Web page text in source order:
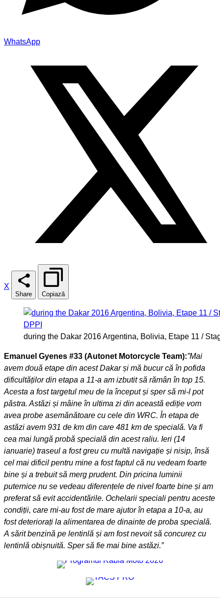
WhatsApp
X
Share Copiază
during the Dakar 2016 Argentina, Bolivia, Etape 11 /
Emanuel Gyenes #33 (Autonet Motorcycle Team):”Mai
avem două etape din acest Dakar și mă bucur că în pofida
dificultăților din etapa a 11-a am izbutit să rămân în top 15.
Acesta a fost targetul meu de la început și sper să mi-l pot
păstra. Astăzi și mâine în ultima zi din această ediție vom
avea probe asemănătoare cu cele din WRC. În etapa de
astăzi avem 931 de km din care 481 km de specială. Va fi
cea mai lungă probă specială din acest raliu. Ieri (14
ianuarie) traseul a fost greu cu multă navigație și nisip, însă
cel mai dificil pentru mine a fost faptul că nu vedeam foarte
bine și a trebuit să merg prudent. Din pricina luminii
puternice nu se vedeau diferențele de nivel foarte bine și am
preferat să evit accidentările. Ochelarii speciali pentru aceste
condiții, care mi-au fost de mare ajutor în etapa a 10-a, au
fost deteriorați la alimentarea de dinainte de proba specială.
A sărit benzină pe lentinlă și am fost nevoit să concurez cu
lentinlă obișnuită. Sper să fie mai bine astăzi.”